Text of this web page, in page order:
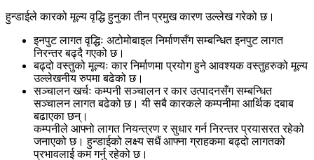
हुन्डाईले कारको मूल्य वृद्धि हुनुका तीन प्रमुख कारण उल्लेख गरेको छ।
इनपुट लागत वृद्धिः अटोमोबाइल निर्माणसँग सम्बन्धित इनपुट लागत
निरन्तर बढ्दै गएको छ।
बढ्दो वस्तुको मूल्यः कार निर्माणमा प्रयोग हुने आवश्यक वस्तुहरुको मूल्य
उल्लेखनीय रुपमा बढेको छ।
सञ्चालन खर्चः कम्पनी सञ्चालन र कार उत्पादनसँग सम्बन्धित
सञ्चालन लागत बढेको छ। यी सबै कारकले कम्पनीमा आर्थिक दबाब
बढाएका छन्।
कम्पनीले आफ्नो लागत नियन्त्रण र सुधार गर्न निरन्तर प्रयासरत रहेको
जनाएको छ। हुन्डाईको लक्ष्य सधैं आफ्ना ग्राहकमा बढ्दो लागतको
प्रभावलाई कम गर्नु रहेको छ।